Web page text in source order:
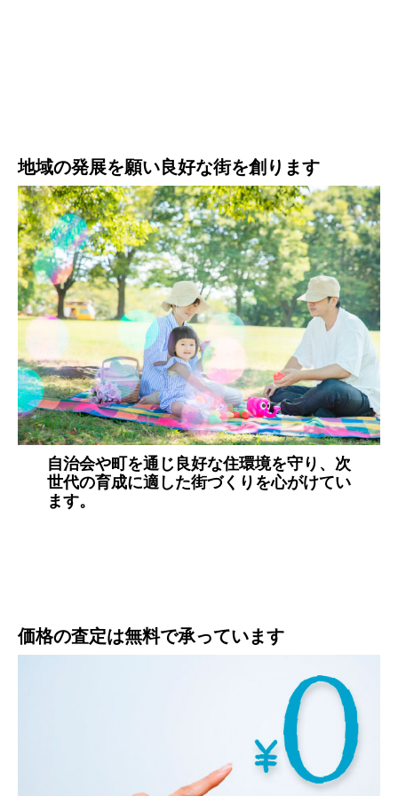
地域の発展を願い良好な街を創ります
自治会や町を通じ良好な住環境を守り、次
世代の育成に適した街づくりを心がけてい
ます。
価格の査定は無料で承っています